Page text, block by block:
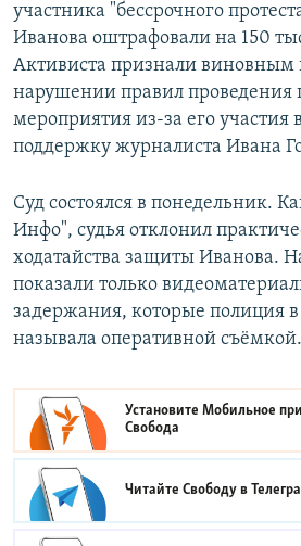
участника "бессрочного
Иванова оштрафовали на 150
Активиста признали виновным
нарушении правил проведения
мероприятия из-за его участия
поддержку журналиста Ивана
Суд состоялся в понедельник.
Инфо", судья отклонил
ходатайства защиты Иванова.
показали только
задержания, которые полиция в
называла оперативной съёмкой.
Установите Мобильное
Свобода
Читайте Свободу в